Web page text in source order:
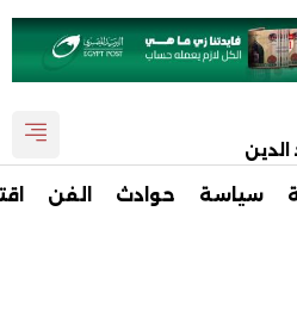
سياسة حوادث الفن